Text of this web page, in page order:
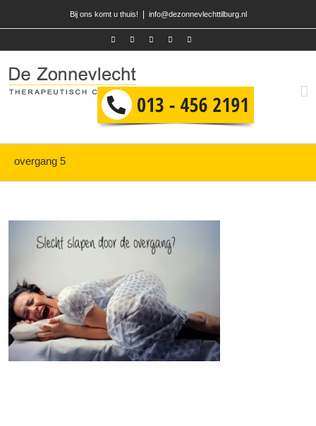
Bij ons komt u thuis! info@dezonnevlechttilburg.nl
overgang 5